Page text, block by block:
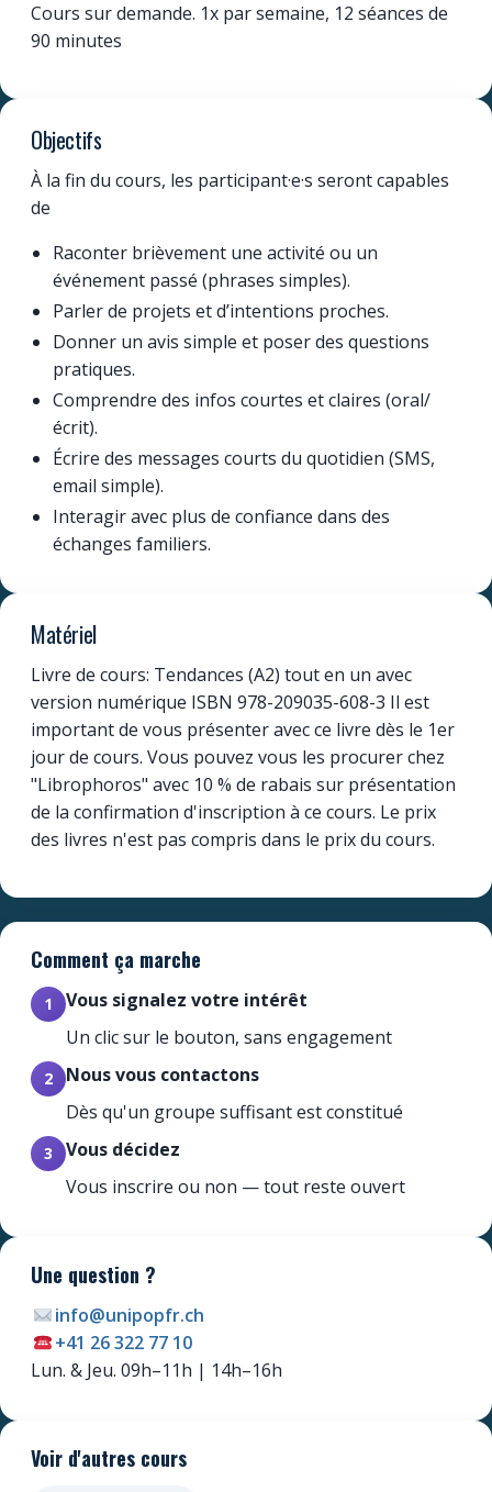
Cours sur demande. 1x par semaine, 12 séances de
90 minutes
Objectifs
À la fin du cours, les participant·e·s seront capables
de
Raconter brièvement une activité ou un
événement passé (phrases simples).
Parler de projets et d’intentions proches.
Donner un avis simple et poser des questions
pratiques.
Comprendre des infos courtes et claires (oral/
écrit).
Écrire des messages courts du quotidien (SMS,
email simple).
Interagir avec plus de confiance dans des
échanges familiers.
Matériel
Livre de cours: Tendances (A2) tout en un avec
version numérique ISBN 978-209035-608-3 Il est
important de vous présenter avec ce livre dès le 1er
jour de cours. Vous pouvez vous les procurer chez
"Librophoros" avec 10 % de rabais sur présentation
de la confirmation d'inscription à ce cours. Le prix
des livres n'est pas compris dans le prix du cours.
Comment ça marche
1
Vous signalez votre intérêt
Un clic sur le bouton, sans engagement
2
Nous vous contactons
Dès qu'un groupe suffisant est constitué
3
Vous décidez
Vous inscrire ou non — tout reste ouvert
Une question ?
info@unipopfr.ch
+41 26 322 77 10
Lun. & Jeu. 09h–11h | 14h–16h
Voir d'autres cours
Newsletter
fidèles abonnés.